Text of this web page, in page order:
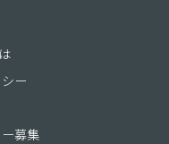
ー
募集